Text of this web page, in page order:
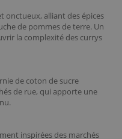
onctueux, alliant des épices
de pommes de terre. Un
la complexité des currys
de coton de sucre
de rue, qui apporte une
inspirées des marchés